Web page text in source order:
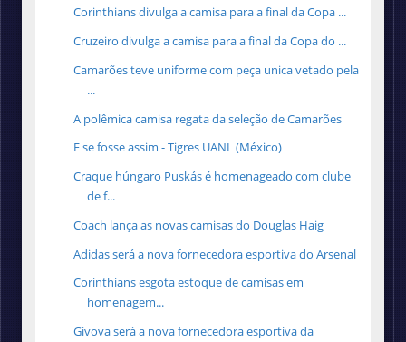
Corinthians divulga a camisa para a final da Copa ...
Cruzeiro divulga a camisa para a final da Copa do ...
Camarões teve uniforme com peça unica vetado pela
...
A polêmica camisa regata da seleção de Camarões
E se fosse assim - Tigres UANL (México)
Craque húngaro Puskás é homenageado com clube
de f...
Coach lança as novas camisas do Douglas Haig
Adidas será a nova fornecedora esportiva do Arsenal
Corinthians esgota estoque de camisas em
homenagem...
Givova será a nova fornecedora esportiva da